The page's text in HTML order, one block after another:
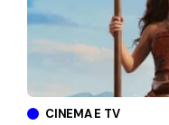
CINEMA E TV